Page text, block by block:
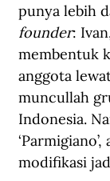
punya lebih
founder:
membentuk
anggota
muncullah
Indonesia.
modifikasi